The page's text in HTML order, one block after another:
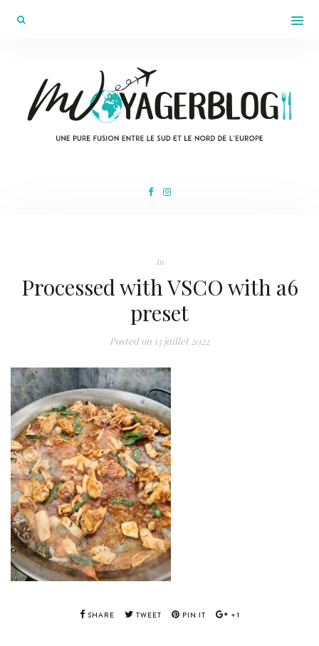
In
Processed with VSCO with a6
preset
Posted on 13 juillet 2022
SHARE TWEET PIN IT +1